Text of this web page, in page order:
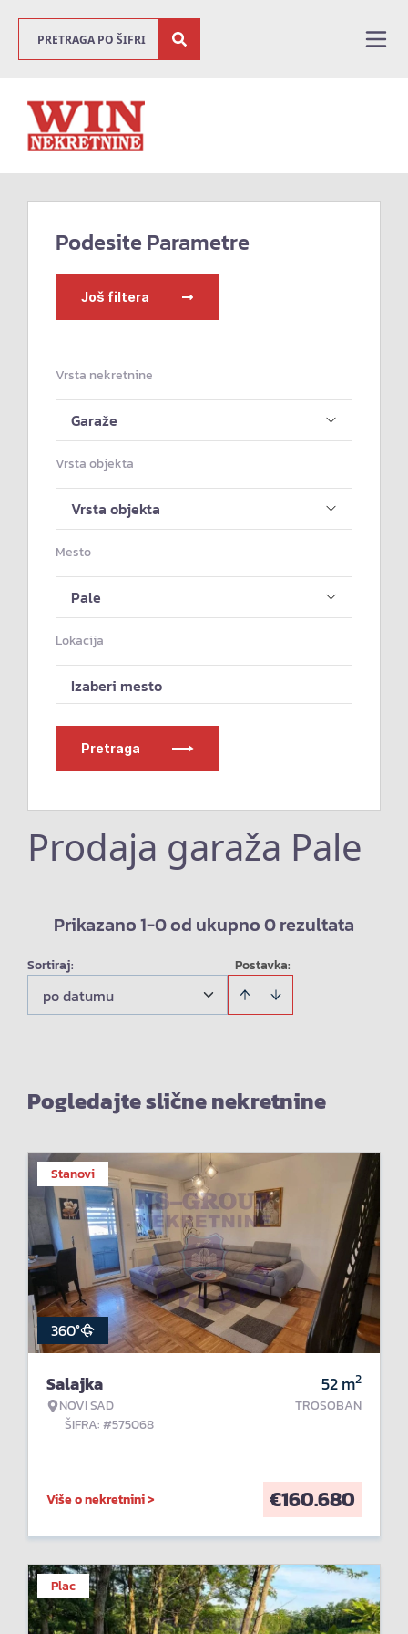
Podesite Parametre
Još filtera
Vrsta nekretnine
Vrsta objekta
Mesto
Lokacija
Izaberi mesto
Pretraga
Prodaja garaža Pale
Prikazano 1-0 od ukupno 0 rezultata
Postavka:
Sortiraj:
po datumu
Pogledajte slične nekretnine
Stanovi
360°
Salajka
NOVI SAD
ŠIFRA: #575068
52m2
TROSOBAN
Više o nekretnini > €160.680
Plac